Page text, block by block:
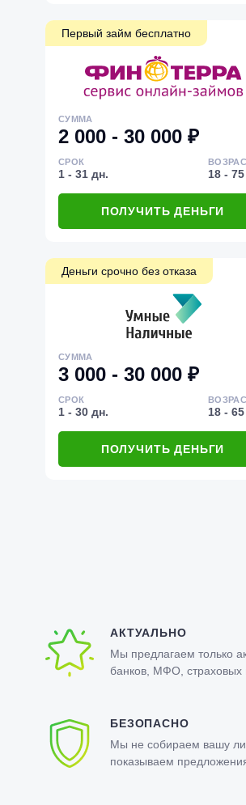
Первый займ бесплатно
СУММА
2 000 - 30 000 ₽
СРОК
1 - 31 дн. 18 -
ПОЛУЧИТЬ ДЕНЬГИ
Деньги срочно без отказа
СУММА
3 000 - 30 000 ₽
СРОК
1 - 30 дн. 18 -
ПОЛУЧИТЬ ДЕНЬГИ
АКТУАЛЬНО
Мы предлагаем только
банков, МФО, страховых
БЕЗОПАСНО
Мы не собираем вашу
показываем